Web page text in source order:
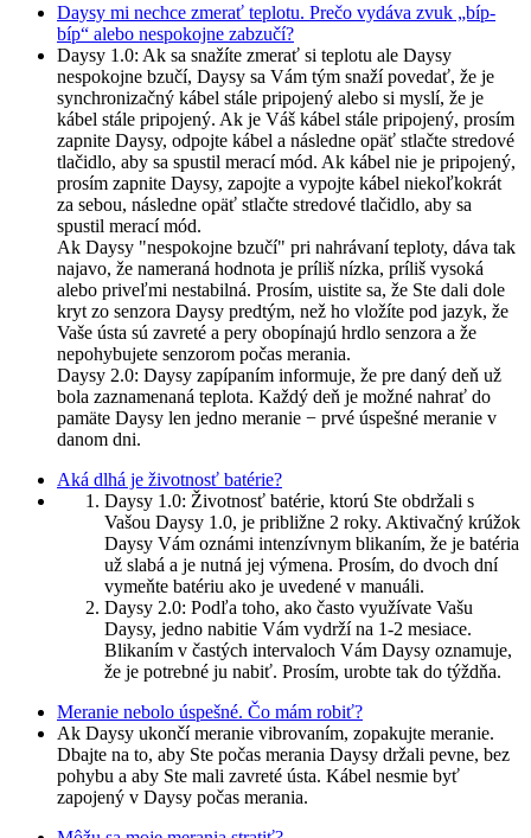
Daysy mi nechce zmerať teplotu. Prečo vydáva zvuk „bíp-
bíp“ alebo nespokojne zabzučí?
Daysy 1.0: Ak sa snažíte zmerať si teplotu ale Daysy
nespokojne bzučí, Daysy sa Vám tým snaží povedať, že je
synchronizačný kábel stále pripojený alebo si myslí, že je
kábel stále pripojený. Ak je Váš kábel stále pripojený, prosím
zapnite Daysy, odpojte kábel a následne opäť stlačte stredové
tlačidlo, aby sa spustil merací mód. Ak kábel nie je pripojený,
prosím zapnite Daysy, zapojte a vypojte kábel niekoľkokrát
za sebou, následne opäť stlačte stredové tlačidlo, aby sa
spustil merací mód.
Ak Daysy "nespokojne bzučí" pri nahrávaní teploty, dáva tak
najavo, že nameraná hodnota je príliš nízka, príliš vysoká
alebo priveľmi nestabilná. Prosím, uistite sa, že Ste dali dole
kryt zo senzora Daysy predtým, než ho vložíte pod jazyk, že
Vaše ústa sú zavreté a pery obopínajú hrdlo senzora a že
nepohybujete senzorom počas merania.
Daysy 2.0: Daysy zapípaním informuje, že pre daný deň už
bola zaznamenaná teplota. Každý deň je možné nahrať do
pamäte Daysy len jedno meranie − prvé úspešné meranie v
danom dni.
Aká dlhá je životnosť batérie?
Daysy 1.0: Životnosť batérie, ktorú Ste obdržali s
Vašou Daysy 1.0, je približne 2 roky. Aktivačný krúžok
Daysy Vám oznámi intenzívnym blikaním, že je batéria
už slabá a je nutná jej výmena. Prosím, do dvoch dní
vymeňte batériu ako je uvedené v manuáli.
Daysy 2.0: Podľa toho, ako často využívate Vašu
Daysy, jedno nabitie Vám vydrží na 1-2 mesiace.
Blikaním v častých intervaloch Vám Daysy oznamuje,
že je potrebné ju nabiť. Prosím, urobte tak do týždňa.
Meranie nebolo úspešné. Čo mám robiť?
Ak Daysy ukončí meranie vibrovaním, zopakujte meranie.
Dbajte na to, aby Ste počas merania Daysy držali pevne, bez
pohybu a aby Ste mali zavreté ústa. Kábel nesmie byť
zapojený v Daysy počas merania.